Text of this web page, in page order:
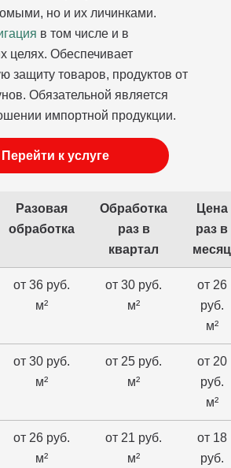
но и их личинками.
в том числе и в
целях. Обеспечивает
защиту товаров, продуктов от
Обязательной является
импортной продукции.
Перейти к услуге
Разовая
обработка
Обработка
раз в
квартал
Цена
раз в
месяц
от 36 руб.
м²
от 30 руб.
м²
от 26
руб.
м²
от 30 руб.
м²
от 25 руб.
м²
от 20
руб.
м²
от 26 руб.
м²
от 21 руб.
м²
от 18
руб.